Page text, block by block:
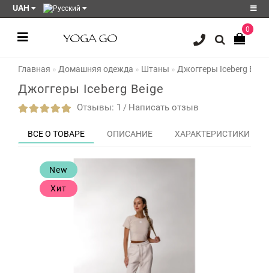
UAH
Регистрация
Авторизация
Мои
0
Главная Домашняя одежда Штаны Джоггеры Iceberg Beige
Джоггеры Iceberg Beige
Отзывы: 1 / Написать отзыв
ВСЕ О ТОВАРЕ ОПИСАНИЕ ХАРАКТЕРИСТИКИ
New
Хит